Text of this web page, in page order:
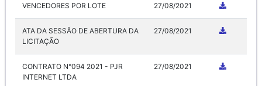
VENCEDORES POR LOTE 27/08/2021
ATA DA SESSÃO DE ABERTURA DA
LICITAÇÃO
27/08/2021
CONTRATO N°094 2021 - PJR
INTERNET LTDA
27/08/2021